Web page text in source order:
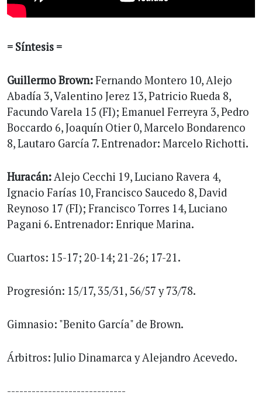
= Síntesis =
Guillermo Brown:Fernando Montero 10, Alejo
Abadía 3, Valentino Jerez 13, Patricio Rueda 8,
Facundo Varela 15 (FI); Emanuel Ferreyra 3, Pedro
Boccardo 6, Joaquín Otier 0, Marcelo Bondarenco
8, Lautaro García 7. Entrenador: Marcelo Richotti.
Huracán: Alejo Cecchi 19, Luciano Ravera 4,
Ignacio Farías 10, Francisco Saucedo 8, David
Reynoso 17 (FI); Francisco Torres 14, Luciano
Pagani 6. Entrenador: Enrique Marina.
Cuartos: 15-17; 20-14; 21-26; 17-21.
Progresión: 15/17, 35/31, 56/57 y 73/78.
Gimnasio: "Benito García" de Brown.
Árbitros: Julio Dinamarca y Alejandro Acevedo.
-----------------------------